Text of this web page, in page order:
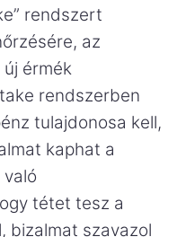
rendszert
az
érmék
rendszerben
tulajdonosa kell,
kaphat a
tétet tesz a
bizalmat szavazol